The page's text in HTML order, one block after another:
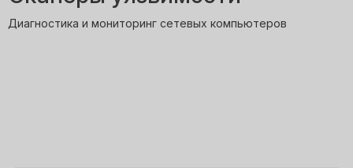
Диагностика и мониторинг сетевых компьютеров